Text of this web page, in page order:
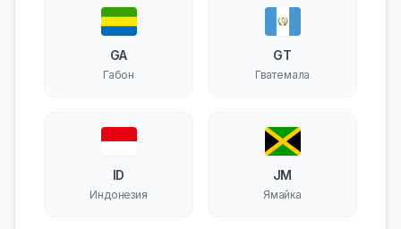
GA
Габон
GT
Гватемала
ID
Индонезия
JM
Ямайка